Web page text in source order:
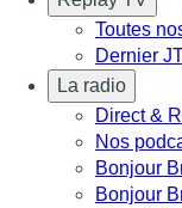
Toutes
Dernier
La radio
Direct &
Nos
Bonjour
Bonjour